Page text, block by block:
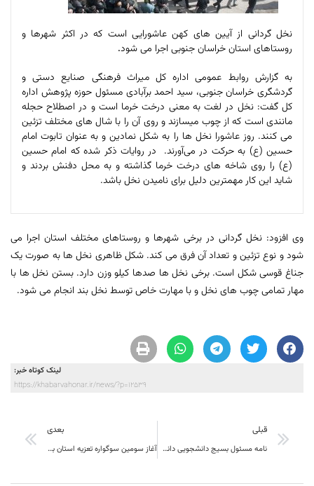
نخل گردانی از آیین های کهن عاشورایی است که در اکثر شهرها و
روستاهای استان خراسان جنوبی اجرا می شود.
به گزارش روابط عمومی اداره کل میراث فرهنگی صنایع دستی و
گردشگری خراسان جنوبی، سید احمد برآبادی مسئول حوزه پژوهش اداره
کل گفت: نخل در لغت به معنی درخت خرما است و در اصطلاح حجله
مانندی است که از چوب میسازند و روی آن را با شال های مختلف تزئین
می کنند. روز عاشورا نخل ها را به شکل نمادین و به عنوان تابوت امام
حسین (ع) به حرکت در می‌آورند. در روایات ذکر شده که امام حسین
(ع) را روی شاخه های درخت خرما گذاشته و به محل دفنش بردند و
شاید این کار مهمترین دلیل برای نامیدن نخل باشد.
وی افزود: نخل گردانی در برخی شهرها و روستاهای مختلف استان اجرا می
شود و نوع تزئین و تعداد آن فرق می کند. شکل ظاهری نخل ها به صورت یک
جناغ قوسی شکل است. برخی نخل ها صدها کیلو وزن دارد. بستن نخل ها با
مهار تمامی چوب های نخل و با مهارت خاص توسط نخل بند انجام می شود.
لینک کوتاه خبر:
https://khabarvahonar.ir/news/?p=12539
قبلی
نامه مسئول بسیج دانشجویی دانشگاه آزاد اسلامی بیرجند خطاب به اعضای شورا شهر بیرجند
بعدی
آغاز سومین سوگواره تعزیه استان با اجرای “عاشقان اهل بیت” از شهرستان بیرجند